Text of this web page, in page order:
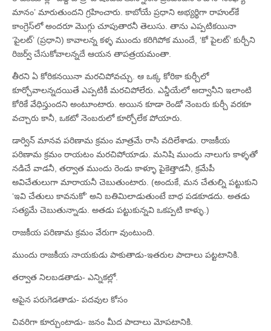
మానం’ మారుతుందని గ్రహించారు. కాబోయే ప్రధాని అభ్యర్థిగా రాహుల్‌కే
కాంగ్రెస్‌లో అందరూ మొగ్గు చూపుతారనీ తెలుసు. తాను ఎప్పటికయినా
‘పైలట్‌’ (ప్రధాని) కావాలన్న కళ్ళ ముందు కరిగిపోక ముందే, ‘కో పైలట్‌’ కుర్చీని
రిజర్వ్‌ చేసుకోవాలన్నదే ఆయన తాపత్రయమంతా.
తీరని ఏ కోరికనయినా మరచిపోవచ్చు. ఆ ఒక్క కోరికా కుర్చీలో
కూర్చోవాలన్నదయితే ఎప్పటికీ మరచిపోలేరు. ఎన్డీయేలో అద్వానీని ఇలాంటి
కోరికే వేధిస్తుందని అంటూంటారు. అయిన కూడా రెండో నెంబరు కుర్చీ వరకూ
వచ్చారు కానీ, ఒకటో నెంబరులో కూర్చోలేక పోయారు.
డార్విన్‌ మానవ పరిణామ క్రమం మాత్రమే రాసి వదిలేశాడు. రాజకీయ
పరిణామ క్రమం రాయటం మరచిపోయాడు. మనిషి ముందు నాలుగు కాళ్ళతో
నడిచే వాడనీ, తర్వాత ముందు రెండు కాళ్ళూ పైకెత్తాడనీ, క్రమేపీ
అవిచేతులుగా మారాయనీ చెబుతుంటారు. (అందుకే, మన చేతుల్ని పట్టుకుని
‘ఇవి చేతులు కావనుకో’ అని బతిమిలాడుతుంటే బాధ పడకూడదు. అతడు
సత్యమే చెబుతున్నాడు. అతడు పట్టుకున్నవి ఒకప్పటి కాళ్ళు.)
రాజకీయ పరిణామ క్రమం వేరుగా వుంటుంది.
ముందు రాజకీయ నాయకుడు పాకుతాడు-ఇతరుల పాదాలు పట్టటానికి.
తర్వాత నిలబడతాడు- ఎన్నికల్లో.
ఆపైన పరుగెడతాడు- పదవుల కోసం
చివరిగా కూర్చుంటాడు- జనం మీద పాదాలు మోపటానికి.